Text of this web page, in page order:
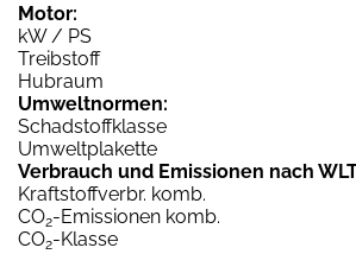
Motor:
kW / PS
Treibstoff
Hubraum
Umweltnormen:
Schadstoffklasse
Umweltplakette
Verbrauch und Emissionen nach
Kraftstoffverbr. komb.
CO2-Emissionen komb.
CO2-Klasse